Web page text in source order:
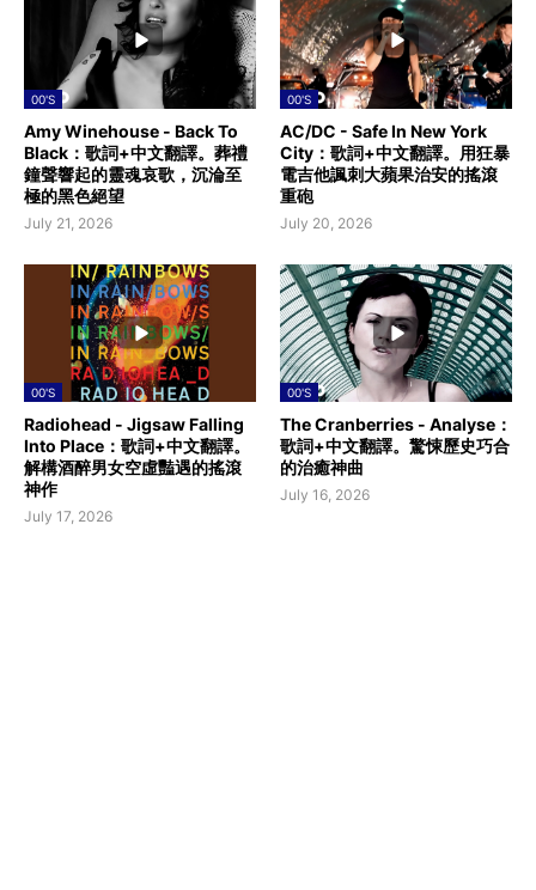
00'S
Amy Winehouse - Back To
Black：歌詞+中文翻譯。葬禮
鐘聲響起的靈魂哀歌，沉淪至
極的黑色絕望
July 21, 2026
00'S
AC/DC - Safe In New York
City：歌詞+中文翻譯。用狂暴
電吉他諷刺大蘋果治安的搖滾
重砲
July 20, 2026
00'S
Radiohead - Jigsaw Falling
Into Place：歌詞+中文翻譯。
解構酒醉男女空虛豔遇的搖滾
神作
July 17, 2026
00'S
The Cranberries - Analyse：
歌詞+中文翻譯。驚悚歷史巧合
的治癒神曲
July 16, 2026